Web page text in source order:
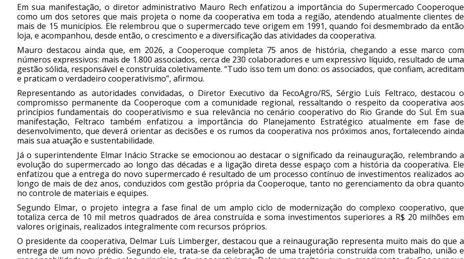
Em sua manifestação, o diretor administrativo Mauro Rech enfatizou a importância do Supermercado Cooperoque
como um dos setores que mais projeta o nome da cooperativa em toda a região, atendendo atualmente clientes de
mais de 15 municípios. Ele relembrou que o supermercado teve origem em 1991, quando foi desmembrado da então
loja, e acompanhou, desde então, o crescimento e a diversificação das atividades da cooperativa.
Mauro destacou ainda que, em 2026, a Cooperoque completa 75 anos de história, chegando a esse marco com
números expressivos: mais de 1.800 associados, cerca de 230 colaboradores e um expressivo líquido, resultado de uma
gestão sólida, responsável e construída coletivamente. “Tudo isso tem um dono: os associados, que confiam, acreditam
e praticam o verdadeiro cooperativismo”, afirmou.
Representando as autoridades convidadas, o Diretor Executivo da FecoAgro/RS, Sérgio Luís Feltraco, destacou o
compromisso permanente da Cooperoque com a comunidade regional, ressaltando o respeito da cooperativa aos
princípios fundamentais do cooperativismo e sua relevância no cenário cooperativo do Rio Grande do Sul. Em sua
manifestação, Feltraco também enfatizou a importância do Planejamento Estratégico atualmente em fase de
desenvolvimento, que deverá orientar as decisões e os rumos da cooperativa nos próximos anos, fortalecendo ainda
mais sua atuação e sustentabilidade.
Já o superintendente Elmar Inácio Stracke se emocionou ao destacar o significado da reinauguração, relembrando a
evolução do supermercado ao longo das décadas e a ligação direta desse espaço com a história da cooperativa. Ele
enfatizou que a entrega do novo supermercado é resultado de um processo contínuo de investimentos realizados ao
longo de mais de dez anos, conduzidos com gestão própria da Cooperoque, tanto no gerenciamento da obra quanto
no controle de materiais e equipes.
Segundo Elmar, o projeto integra a fase final de um amplo ciclo de modernização do complexo cooperativo, que
totaliza cerca de 10 mil metros quadrados de área construída e soma investimentos superiores a R$ 20 milhões em
valores originais, realizados integralmente com recursos próprios.
O presidente da cooperativa, Delmar Luís Limberger, destacou que a reinauguração representa muito mais do que a
entrega de um novo prédio. Segundo ele, trata-se da celebração de uma trajetória construída com trabalho, união e